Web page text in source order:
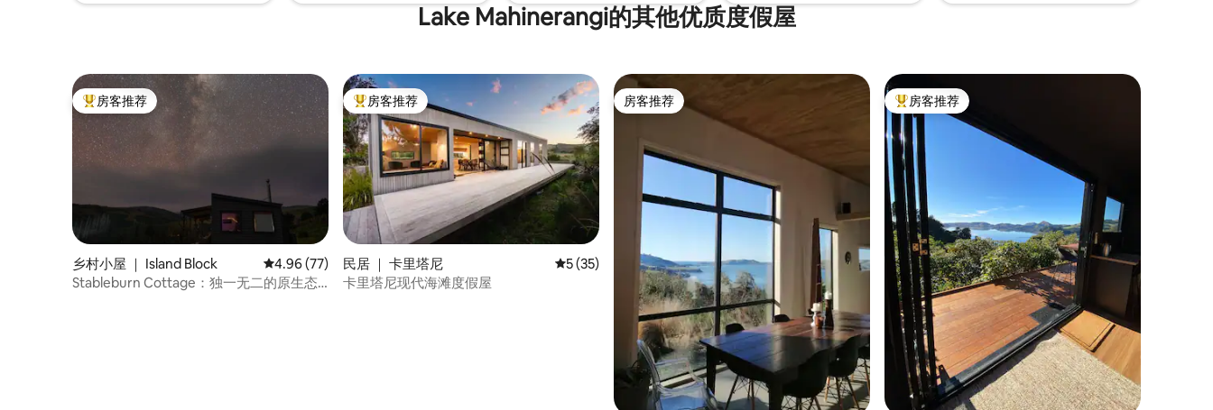
Lake Mahinerangi的其他优质度假屋
热门「房客推荐」
房客推荐
乡村小屋 ｜ Island Block 平均评分 4.96 分（满分 5 分），共 77 条评价
4.96 (77)
Stableburn Cottage：独一无二的原生态
热门「房客推荐」
房客推荐
民居 ｜ 卡里塔尼 平均评分 5 分（满分 5 分），共 35 条评价
5 (35)
卡里塔尼现代海滩度假屋
房客推荐
房客推荐 热门「房客推荐」
房客推荐